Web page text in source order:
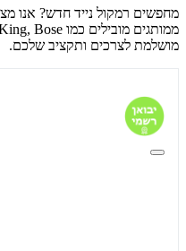
מחפשים רמקול נייד חדש? אנו
מושלמת לצרכים ותקציב שלכם.